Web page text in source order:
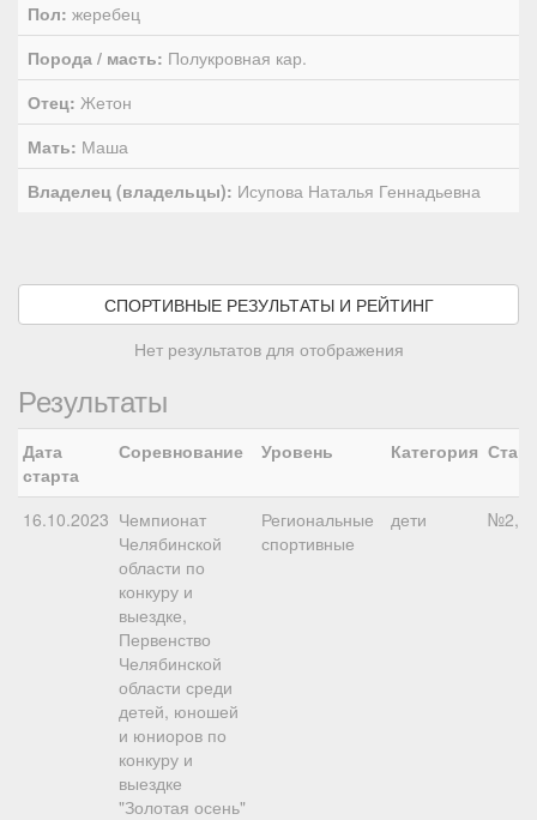
Пол: жеребец
Порода / масть: Полукровная кар.
Отец: Жетон
Мать: Маша
Владелец (владельцы): Исупова Наталья Геннадьевна
СПОРТИВНЫЕ РЕЗУЛЬТАТЫ И РЕЙТИНГ
Нет результатов для отображения
Результаты
Дата
старта
Соревнование Уровень Категория Старт
16.10.2023 Чемпионат
Челябинской
области по
конкуру и
выездке,
Первенство
Челябинской
области среди
детей, юношей
и юниоров по
конкуру и
выездке
"Золотая осень"
Региональные
спортивные
дети №2,